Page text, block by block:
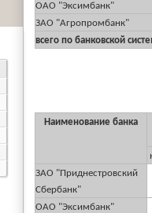
ОАО "Эксимбанк"
ЗАО "Агропромбанк"
всего по банковской
Наименование банка
ЗАО "Приднестровский
Сбербанк"
ОАО "Эксимбанк"